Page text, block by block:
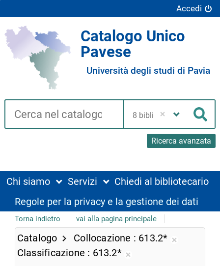
Accedi
Catalogo Unico
Pavese
Università degli studi di Pavia
Cerca su "Catalogo"
Ricerca avanzata
biblioteca
Chi siamo Servizi
Chiedi al bibliotecario
Regole per la privacy e la gestione dei dati
Torna indietro vai alla pagina principale
Catalogo Collocazione
613.2*
Classificazione
613.2*